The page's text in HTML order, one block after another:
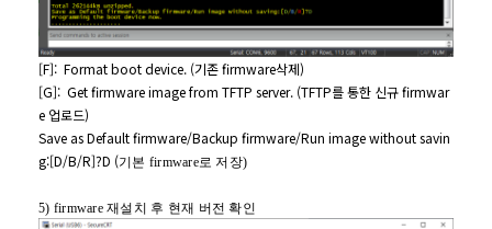
[F]: Format boot device. (기존 firmware삭제)
[G]: Get firmware image from TFTP server. (TFTP를 통한 신규 firmwar
e 업로드)
Save as Default firmware/Backup firmware/Run image without savin
g:[D/B/R]?D (기본 firmware로 저장)
5) firmware재설치 후 현재 버전 확인